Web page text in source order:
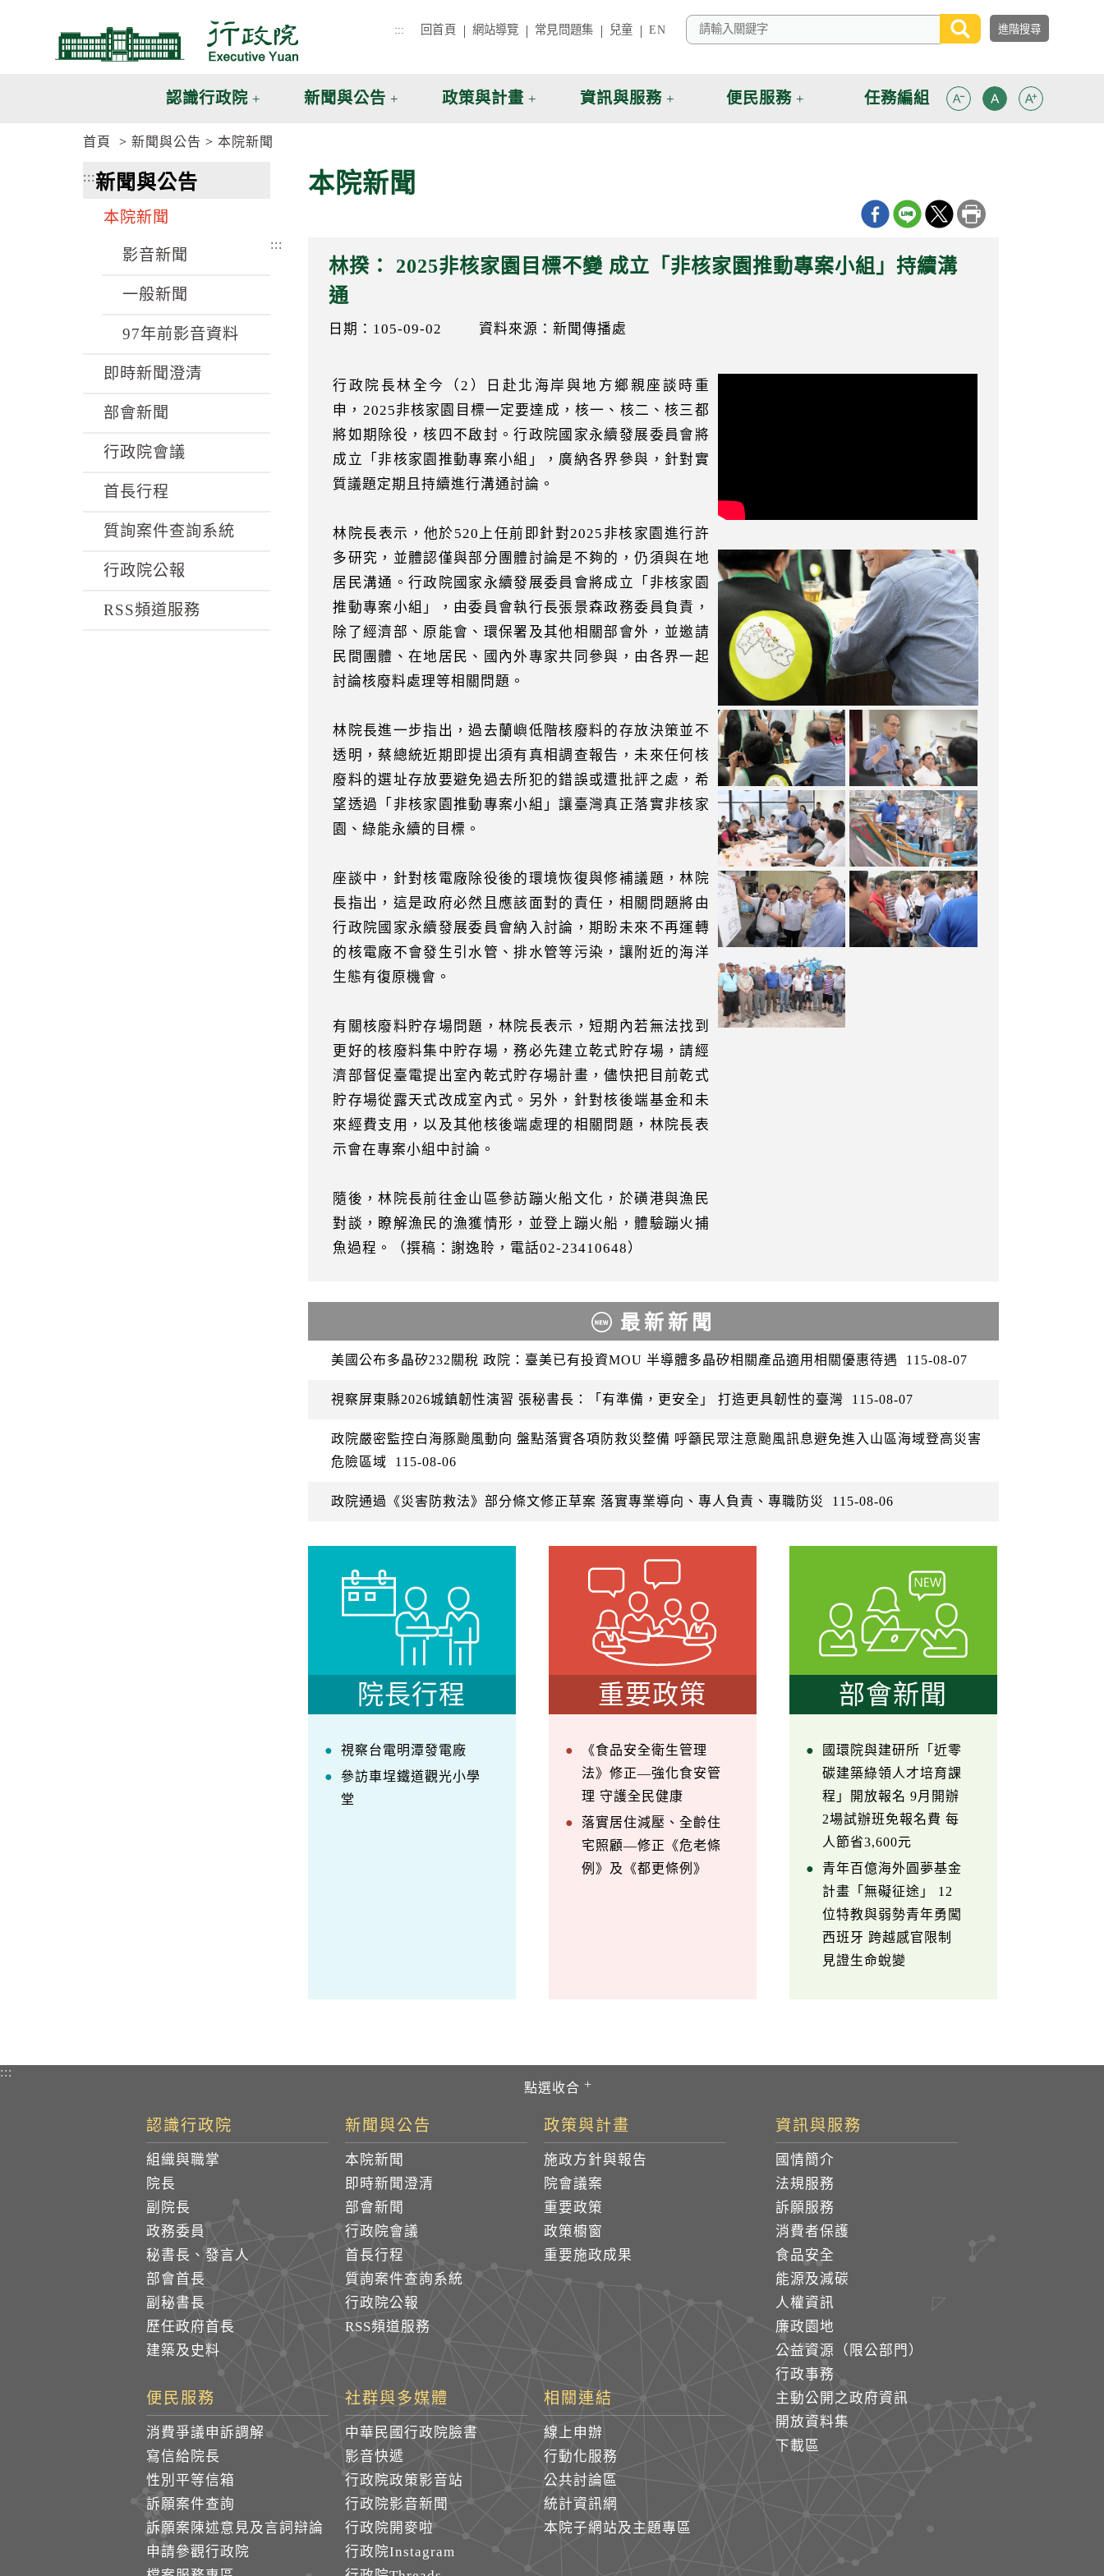
::: 回首頁 網站導覽 常見問題集 兒童 EN
認識行政院 新聞與公告 政策與計畫 資訊與服務 便民服務 任務編組
首頁 新聞與公告 本院新聞
:::新聞與公告
本院新聞
影音新聞
一般新聞
97年前影音資料
即時新聞澄清
部會新聞
行政院會議
首長行程
質詢案件查詢系統
行政院公報
RSS頻道服務
本院新聞
:::
林揆： 2025非核家園目標不變 成立「非核家園推動專案小組」持續溝
通
日期：105-09-02 資料來源：新聞傳播處
行政院長林全今（2）日赴北海岸與地方鄉親座談時重
申，2025非核家園目標一定要達成，核一、核二、核三都
將如期除役，核四不啟封。行政院國家永續發展委員會將
成立「非核家園推動專案小組」，廣納各界參與，針對實
質議題定期且持續進行溝通討論。
林院長表示，他於520上任前即針對2025非核家園進行許
多研究，並體認僅與部分團體討論是不夠的，仍須與在地
居民溝通。行政院國家永續發展委員會將成立「非核家園
推動專案小組」，由委員會執行長張景森政務委員負責，
除了經濟部、原能會、環保署及其他相關部會外，並邀請
民間團體、在地居民、國內外專家共同參與，由各界一起
討論核廢料處理等相關問題。
林院長進一步指出，過去蘭嶼低階核廢料的存放決策並不
透明，蔡總統近期即提出須有真相調查報告，未來任何核
廢料的選址存放要避免過去所犯的錯誤或遭批評之處，希
望透過「非核家園推動專案小組」讓臺灣真正落實非核家
園、綠能永續的目標。
座談中，針對核電廠除役後的環境恢復與修補議題，林院
長指出，這是政府必然且應該面對的責任，相關問題將由
行政院國家永續發展委員會納入討論，期盼未來不再運轉
的核電廠不會發生引水管、排水管等污染，讓附近的海洋
生態有復原機會。
有關核廢料貯存場問題，林院長表示，短期內若無法找到
更好的核廢料集中貯存場，務必先建立乾式貯存場，請經
濟部督促臺電提出室內乾式貯存場計畫，儘快把目前乾式
貯存場從露天式改成室內式。另外，針對核後端基金和未
來經費支用，以及其他核後端處理的相關問題，林院長表
示會在專案小組中討論。
隨後，林院長前往金山區參訪蹦火船文化，於磺港與漁民
對談，瞭解漁民的漁獲情形，並登上蹦火船，體驗蹦火捕
魚過程。（撰稿：謝逸聆，電話02-23410648）
最新新聞
美國公布多晶矽232關稅 政院：臺美已有投資MOU 半導體多晶矽相關產品適用相關優惠待遇 115-08-07
視察屏東縣2026城鎮韌性演習 張秘書長：「有準備，更安全」 打造更具韌性的臺灣 115-08-07
政院嚴密監控白海豚颱風動向 盤點落實各項防救災整備 呼籲民眾注意颱風訊息避免進入山區海域登高災害
危險區域
115-08-06
政院通過《災害防救法》部分條文修正草案 落實專業導向、專人負責、專職防災 115-08-06
院長行程
視察台電明潭發電廠
參訪車埕鐵道觀光小學
堂
重要政策
《食品安全衛生管理
法》修正—強化食安管
理 守護全民健康
落實居住減壓、全齡住
宅照顧—修正《危老條
例》及《都更條例》
部會新聞
國環院與建研所「近零
碳建築綠領人才培育課
程」開放報名 9月開辦
2場試辦班免報名費 每
人節省3,600元
青年百億海外圓夢基金
計畫「無礙征途」 12
位特教與弱勢青年勇闖
西班牙 跨越感官限制
見證生命蛻變
:::
認識行政院
組織與職掌
院長
副院長
政務委員
秘書長、發言人
部會首長
副秘書長
歷任政府首長
建築及史料
新聞與公告
本院新聞
即時新聞澄清
部會新聞
行政院會議
首長行程
質詢案件查詢系統
行政院公報
RSS頻道服務
政策與計畫
施政方針與報告
院會議案
重要政策
政策櫥窗
重要施政成果
資訊與服務
國情簡介
法規服務
訴願服務
消費者保護
食品安全
能源及減碳
人權資訊
廉政園地
公益資源（限公部門）
行政事務
主動公開之政府資訊
開放資料集
下載區
便民服務
消費爭議申訴調解
寫信給院長
性別平等信箱
訴願案件查詢
訴願案陳述意見及言詞辯論
申請參觀行政院
社群與多媒體
中華民國行政院臉書
影音快遞
行政院政策影音站
行政院影音新聞
行政院開麥啦
行政院Instagram
相關連結
線上申辦
行動化服務
公共討論區
統計資訊網
本院子網站及主題專區